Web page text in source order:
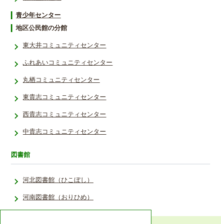
青少年センター
地区公民館の分館
東大井コミュニティセンター
ふれあいコミュニティセンター
丸栖コミュニティセンター
東貴志コミュニティセンター
西貴志コミュニティセンター
中貴志コミュニティセンター
図書館
河北図書館（ひこぼし）
河南図書館（おりひめ）